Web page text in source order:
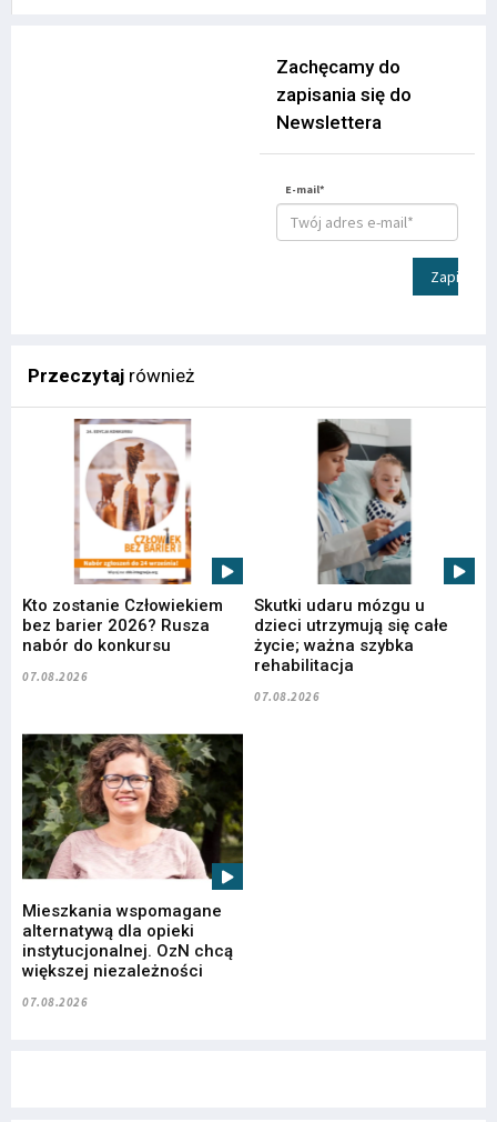
Zachęcamy do
zapisania się do
Newslettera
E-mail*
Zapisz
Przeczytaj również
Kto zostanie Człowiekiem
bez barier 2026? Rusza
nabór do konkursu
07.08.2026
Skutki udaru mózgu u
dzieci utrzymują się całe
życie; ważna szybka
rehabilitacja
07.08.2026
Mieszkania wspomagane
alternatywą dla opieki
instytucjonalnej. OzN chcą
większej niezależności
07.08.2026